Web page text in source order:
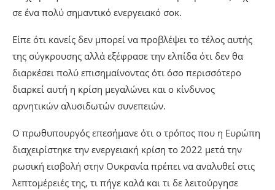
σε ένα πολύ σημαντικό ενεργειακό σοκ.
Είπε ότι κανείς δεν μπορεί να προβλέψει το τέλος αυτής
της σύγκρουσης αλλά εξέφρασε την ελπίδα ότι δεν θα
διαρκέσει πολύ επισημαίνοντας ότι όσο περισσότερο
διαρκεί αυτή η κρίση μεγαλώνει και ο κίνδυνος
αρνητικών αλυσιδωτών συνεπειών.
Ο πρωθυπουργός επεσήμανε ότι ο τρόπος που η Ευρώπη
διαχειρίστηκε την ενεργειακή κρίση το 2022 μετά την
ρωσική εισβολή στην Ουκρανία πρέπει να αναλυθεί στις
λεπτομέρειές της, τι πήγε καλά και τι δε λειτούργησε